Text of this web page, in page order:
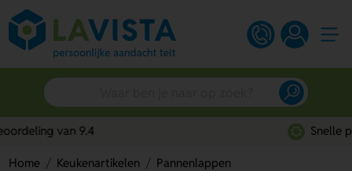
Home Keukenartikelen
Pannenlappen